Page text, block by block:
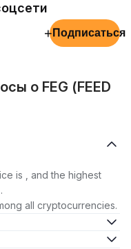
+ Подписаться
о FEG (FEED
is , and the highest
all cryptocurrencies.